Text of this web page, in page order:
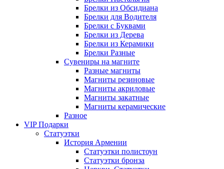
Брелки из Обсидиана
Брелки для Водителя
Брелки с Буквами
Брелки из Дерева
Брелки из Керамики
Брелки Разные
Сувениры на магните
Разные магниты
Магниты резиновые
Магниты акриловые
Магниты закатные
Магниты керамические
Разное
VIP Подарки
Статуэтки
История Армении
Статуэтки полистоун
Статуэтки бронза